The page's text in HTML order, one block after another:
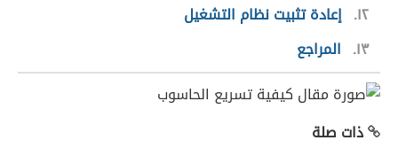
١٢ إعادة تثبيت نظام التشغيل
١٣
المراجع
ذات صلة